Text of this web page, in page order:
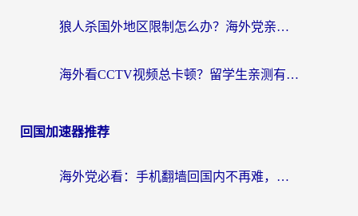
狼人杀国外地区限制怎么办？海外党亲测有效的全场景回国加速指南
海外看CCTV视频总卡顿？留学生亲测有效的回国加速器选择指南
回国加速器推荐
海外党必看：手机翻墙回国内不再难，一篇搞定无缝访问国内资源指南